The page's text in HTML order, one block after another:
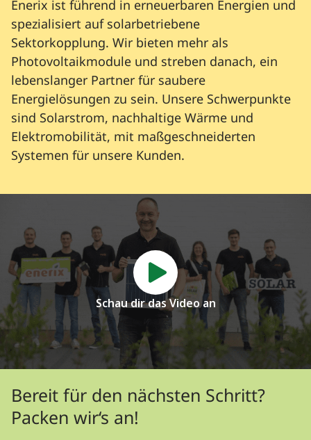
Enerix ist führend in erneuerbaren Energien und
spezialisiert auf solarbetriebene
Sektorkopplung. Wir bieten mehr als
Photovoltaikmodule und streben danach, ein
lebenslanger Partner für saubere
Energielösungen zu sein. Unsere Schwerpunkte
sind Solarstrom, nachhaltige Wärme und
Elektromobilität, mit maßgeschneiderten
Systemen für unsere Kunden.
Schau dir das Video an
Bereit für den nächsten Schritt?
Packen wir‘s an!